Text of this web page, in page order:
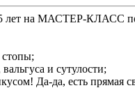
лет на МАСТЕР-КЛАСС по
и сутулости;
Да-да, есть прямая